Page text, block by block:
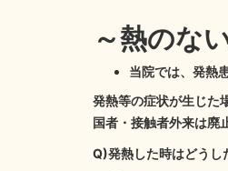
～熱のな
当院では、発熱
発熱等の症状が生じた
国者・接触者外来は廃
Q)発熱した時はどうし